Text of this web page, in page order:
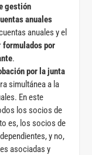
gestión
anuales
anuales y el
formulados por
.
por la junta
simultánea a la
En este
los socios de
es, los socios de
y no,
asociadas y